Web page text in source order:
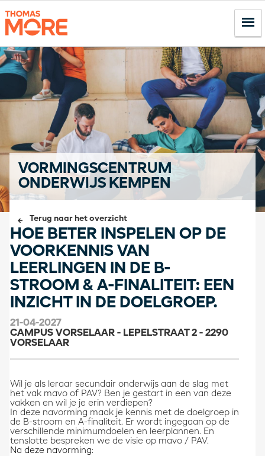
VORMINGSCENTRUM
ONDERWIJS KEMPEN
Terug naar het overzicht
HOE BETER INSPELEN OP DE
VOORKENNIS VAN
LEERLINGEN IN DE B-
STROOM & A-FINALITEIT: EEN
INZICHT IN DE DOELGROEP.
21-04-2027
CAMPUS VORSELAAR - LEPELSTRAAT 2 - 2290
VORSELAAR
Wil je als leraar secundair onderwijs aan de slag met
het vak mavo of PAV? Ben je gestart in een van deze
vakken en wil je je erin verdiepen?
In deze navorming maak je kennis met de doelgroep in
de B-stroom en A-finaliteit. Er wordt ingegaan op de
verschillende minimumdoelen en leerplannen. En
tenslotte bespreken we de visie op mavo / PAV.
Na deze navorming: